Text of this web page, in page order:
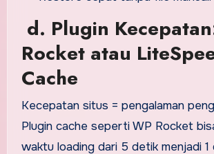
d. Plugin
Rocket atau
Cache
Kecepatan situs = pengalaman
Plugin cache seperti WP Rocket
waktu loading dari 5 detik menjadi 1